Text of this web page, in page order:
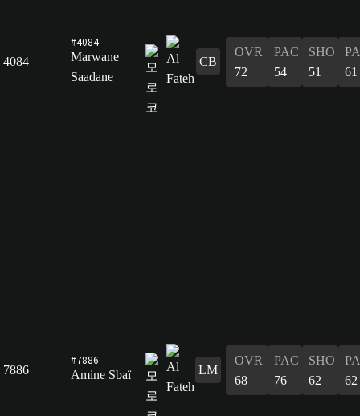
4084
#4084
Marwane
Saadane
CB
OVR
72
PAC
54
SHO
51
61
7886
#7886
Amine Sbaï
LM
OVR
68
PAC
76
SHO
62
62